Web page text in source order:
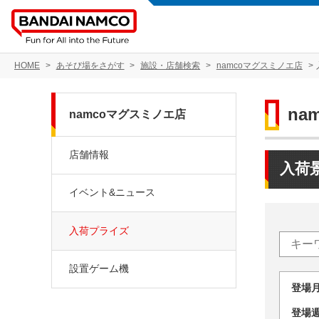
HOME あそび場をさがす 施設・店舗検索 namcoマグスミノエ店
入荷
登
登
namcoマグスミノエ店
店舗情報
イベント&ニュース
入荷プライズ
設置ゲーム機